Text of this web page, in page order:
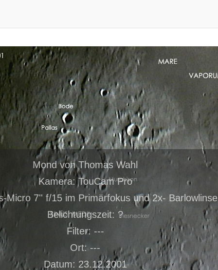
Mond von Thomas Wahl
Kamera: TouCam Pro
Micro 7'' f/15 im Primärfokus und 2x- Barlowlinse
Belichtungszeit: ?
Filter: ---
Ort: ---
Datum: 23.12.2001